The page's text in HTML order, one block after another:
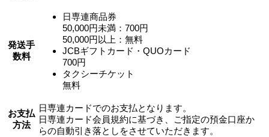
発送手
数料
日専連商品券
50,000円未満：700円
50,000円以上：無料
JCBギフトカード・QUOカード
700円
タクシーチケット
無料
お支払
方法
日専連カードでのお支払となります。
日専連カード会員規約に基づき、ご指定の預金口座か
らの自動引き落としをさせていただきます。